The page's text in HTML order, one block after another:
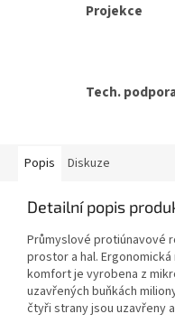
Projekce
Tech.
Popis Diskuze
Detailní popis
Průmyslové protiúnavové
prostor a hal.
komfort je vyrobena z
uzavřených buňkách
čtyři strany jsou uzavřeny